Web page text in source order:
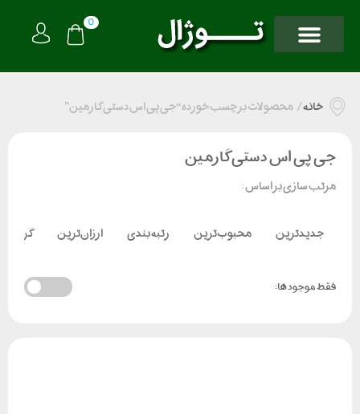
0
خانه/ محصولات برچسب خورده “جی پی اس دستی گارمین”
جی پی اس دستی گارمین
مرتب سازی بر اساس :
جدیدترین محبوب‌ترین رتبه بندی ارزان‌ترین
فقط موجود ها: